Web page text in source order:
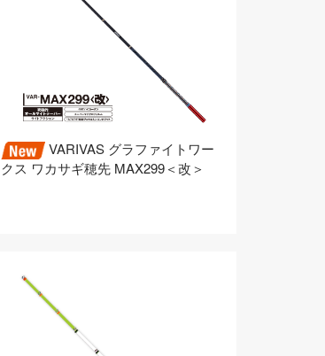
VARIVAS グラファイトワー
クス ワカサギ穂先 MAX299＜改＞